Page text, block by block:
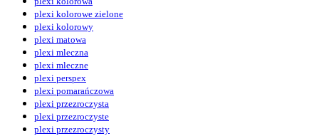
plexi kolorowe zielone
plexi kolorowy
plexi matowa
plexi mleczna
plexi mleczne
plexi perspex
plexi pomarańczowa
plexi przezroczysta
plexi przezroczyste
plexi przezroczysty